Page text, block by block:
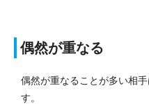
偶然が重なる
偶然が重なることが多い相
す。